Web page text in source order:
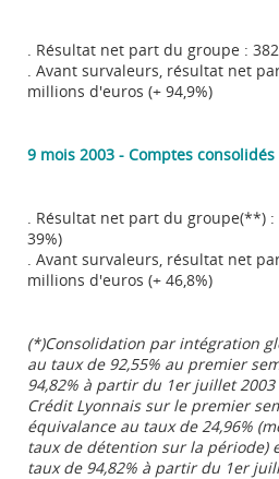
. Résultat net part du groupe :
. Avant survaleurs, résultat net
millions d'euros (+ 94,9%)
9 mois 2003 - Comptes consolidés
. Résultat net part du groupe(**)
39%)
. Avant survaleurs, résultat net
millions d'euros (+ 46,8%)
(*)Consolidation par intégration
au taux de 92,55% au premier
94,82% à partir du 1er juillet
Crédit Lyonnais sur le premier
équivalance au taux de 24,96%
taux de détention sur la période)
taux de 94,82% à partir du 1er